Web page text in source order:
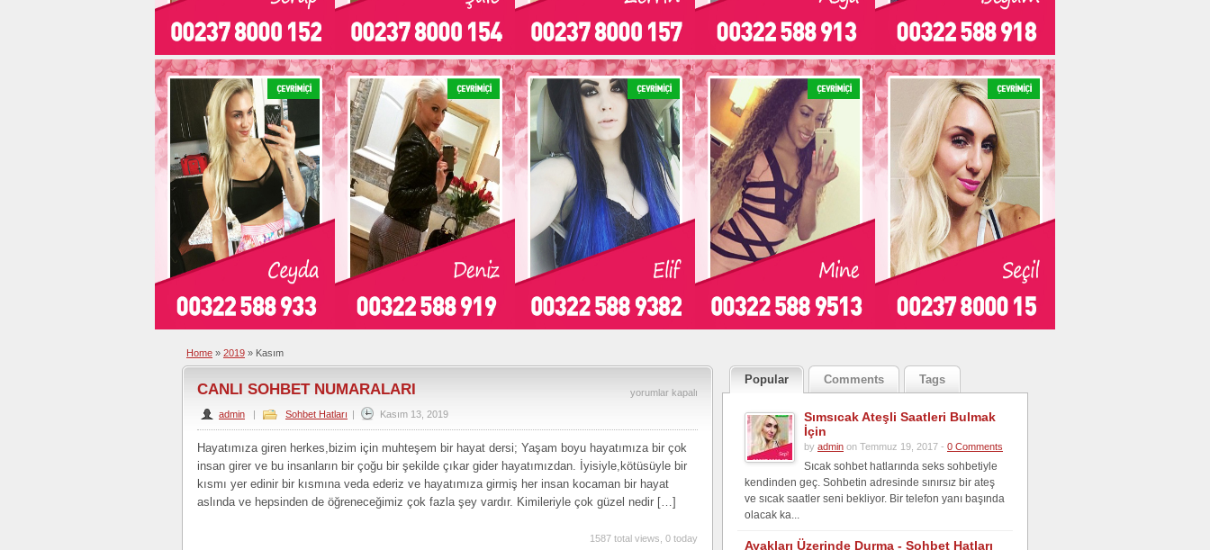
Home » 2019 » Kasım
CANLI
için
yorumlar kapalı
CANLI SOHBET NUMARALARI
admin | Sohbet Hatları | Kasım 13, 2019
Hayatımıza giren herkes,bizim için muhteşem bir hayat dersi; Yaşam boyu hayatımıza bir çok
insan girer ve bu insanların bir çoğu bir şekilde çıkar gider hayatımızdan. İyisiyle,kötüsüyle bir
kısmı yer edinir bir kısmına veda ederiz ve hayatımıza girmiş her insan kocaman bir hayat
aslında ve hepsinden de öğreneceğimiz çok fazla şey vardır. Kimileriyle çok güzel nedir […]
1587 total views, 0 today
Popular Comments Tags
Sımsıcak Ateşli Saatleri Bulmak
İçin
by admin on Temmuz 19, 2017 - 0 Comments
Sıcak sohbet hatlarında seks sohbetiyle
kendinden geç. Sohbetin adresinde sınırsız bir ateş
ve sıcak saatler seni bekliyor. Bir telefon yanı başında
olacak ka...
Ayakları Üzerinde Durma - Sohbet Hatları